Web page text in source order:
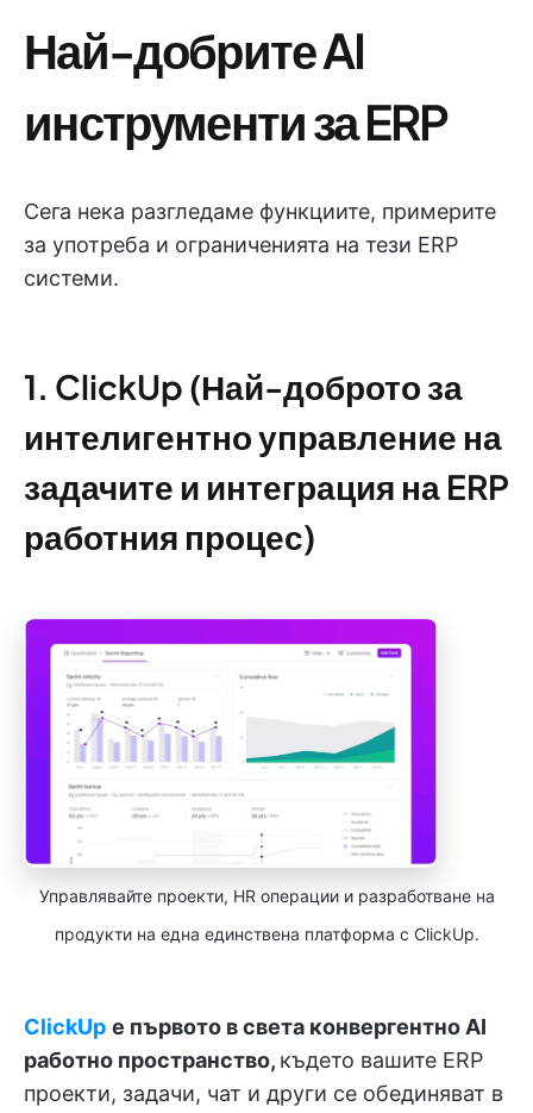
Най-добрите AI
инструменти за ERP
Сега нека разгледаме функциите, примерите
за употреба и ограниченията на тези ERP
системи.
1. ClickUp (Най-доброто за
интелигентно управление на
задачите и интеграция на ERP
работния процес)
Управлявайте проекти, HR операции и разработване на
продукти на една единствена платформа с ClickUp.
ClickUp е първото в света конвергентно AI
работно пространство, където вашите ERP
проекти, задачи, чат и други се обединяват в